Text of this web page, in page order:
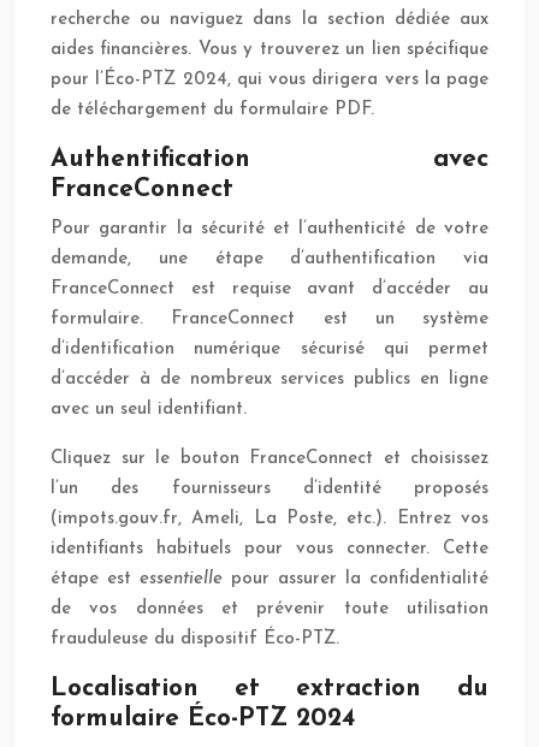
recherche ou naviguez dans la section dédiée aux
aides financières. Vous y trouverez un lien spécifique
pour l’Éco-PTZ 2024, qui vous dirigera vers la page
de téléchargement du formulaire PDF.
Authentification avec
FranceConnect
Pour garantir la sécurité et l’authenticité de votre
demande, une étape d’authentification via
FranceConnect est requise avant d’accéder au
formulaire. FranceConnect est un système
d’identification numérique sécurisé qui permet
d’accéder à de nombreux services publics en ligne
avec un seul identifiant.
Cliquez sur le bouton FranceConnect et choisissez
l’un des fournisseurs d’identité proposés
(impots.gouv.fr, Ameli, La Poste, etc.). Entrez vos
identifiants habituels pour vous connecter. Cette
étape est essentielle pour assurer la confidentialité
de vos données et prévenir toute utilisation
frauduleuse du dispositif Éco-PTZ.
Localisation et extraction du
formulaire Éco-PTZ 2024